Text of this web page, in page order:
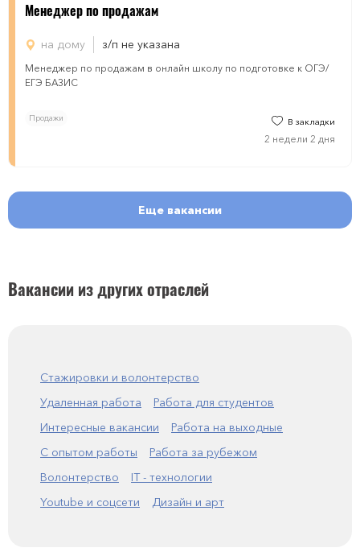
Менеджер по продажам
на дому з/п не указана
Менеджер по продажам в онлайн школу по подготовке к ОГЭ/
ЕГЭ БАЗИС
Продажи В закладки
2 недели 2 дня
Еще вакансии
Вакансии из других отраслей
Стажировки и волонтерство
Удаленная работа
Работа для студентов
Интересные вакансии
Работа на выходные
С опытом работы
Работа за рубежом
Волонтерство
IT - технологии
Youtube и соцсети
Дизайн и арт